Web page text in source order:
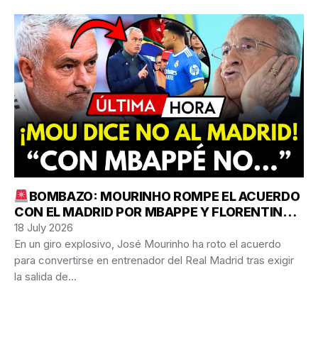
BOMBAZO: MOURINHO ROMPE EL ACUERDO
CON EL MADRID POR MBAPPE Y FLORENTINO
SE PLANTEA DIMITIR YA
18 July 2026
En un giro explosivo, José Mourinho ha roto el acuerdo
para convertirse en entrenador del Real Madrid tras exigir
la salida de…